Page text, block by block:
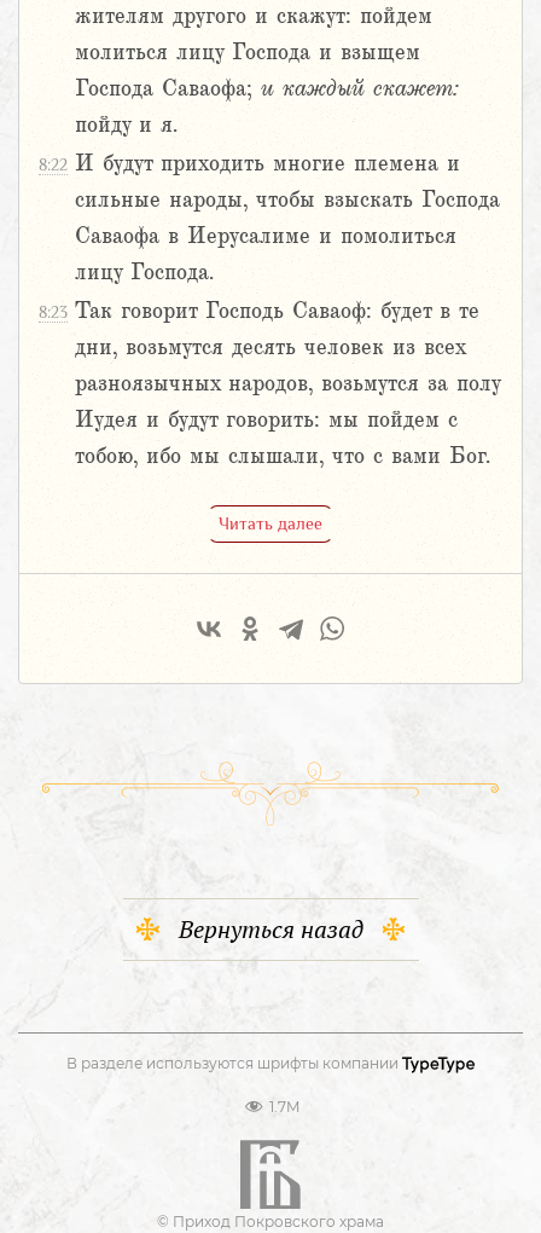
жителям другого и скажут: пойдем
молиться лицу Господа и взыщем
Господа Саваофа; и каждый скажет:
пойду и я.
8:22 И будут приходить многие племена и
сильные народы, чтобы взыскать Господа
Саваофа в Иерусалиме и помолиться
лицу Господа.
8:23 Так говорит Господь Саваоф: будет в те
дни, возьмутся десять человек из всех
разноязычных народов, возьмутся за полу
Иудея и будут говорить: мы пойдем с
тобою, ибо мы слышали, что с вами Бог.
Читать далее
Вернуться назад
В разделе используются шрифты компании
1.7M
© Приход Покровского храма